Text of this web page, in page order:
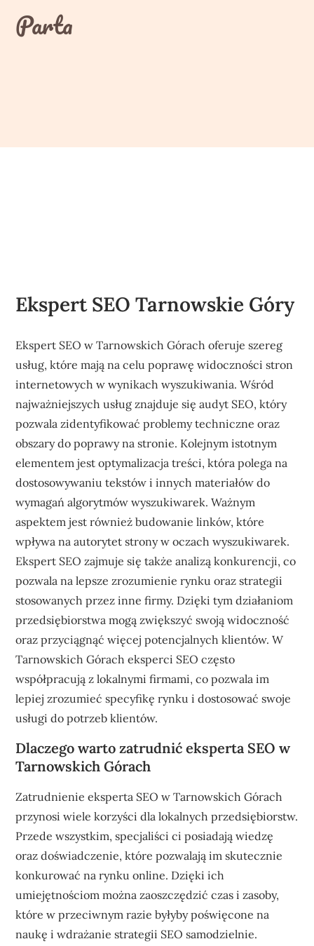
contentParta
Ekspert SEO Tarnowskie Góry
Ekspert SEO w Tarnowskich Górach oferuje szereg
usług, które mają na celu poprawę widoczności stron
internetowych w wynikach wyszukiwania. Wśród
najważniejszych usług znajduje się audyt SEO, który
pozwala zidentyfikować problemy techniczne oraz
obszary do poprawy na stronie. Kolejnym istotnym
elementem jest optymalizacja treści, która polega na
dostosowywaniu tekstów i innych materiałów do
wymagań algorytmów wyszukiwarek. Ważnym
aspektem jest również budowanie linków, które
wpływa na autorytet strony w oczach wyszukiwarek.
Ekspert SEO zajmuje się także analizą konkurencji, co
pozwala na lepsze zrozumienie rynku oraz strategii
stosowanych przez inne firmy. Dzięki tym działaniom
przedsiębiorstwa mogą zwiększyć swoją widoczność
oraz przyciągnąć więcej potencjalnych klientów. W
Tarnowskich Górach eksperci SEO często
współpracują z lokalnymi firmami, co pozwala im
lepiej zrozumieć specyfikę rynku i dostosować swoje
usługi do potrzeb klientów.
Dlaczego warto zatrudnić eksperta SEO w
Tarnowskich Górach
Zatrudnienie eksperta SEO w Tarnowskich Górach
przynosi wiele korzyści dla lokalnych przedsiębiorstw.
Przede wszystkim, specjaliści ci posiadają wiedzę
oraz doświadczenie, które pozwalają im skutecznie
konkurować na rynku online. Dzięki ich
umiejętnościom można zaoszczędzić czas i zasoby,
które w przeciwnym razie byłyby poświęcone na
naukę i wdrażanie strategii SEO samodzielnie.